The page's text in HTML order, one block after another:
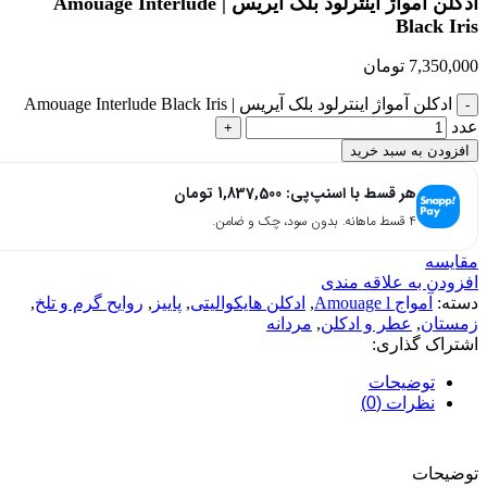
Black Iris
7,350,000 تومان
ادکلن آمواژ اینترلود بلک آیریس | Amouage Interlude Black Iris
عدد
افزودن به سبد خرید
هر قسط با اسنپ‌پی: 1,837,500 تومان
۴ قسط ماهانه. بدون سود، چک و ضامن.
مقایسه
افزودن به علاقه مندی
دسته: آمواج Amouage l , ادکلن هایکوالیتی, پاییز , روایح گرم و تلخ,
زمستان, عطر و ادکلن, مردانه
اشتراک گذاری:
توضیحات
نظرات (0)
توضیحات